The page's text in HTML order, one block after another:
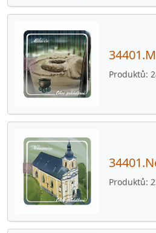
Produktů
Produktů